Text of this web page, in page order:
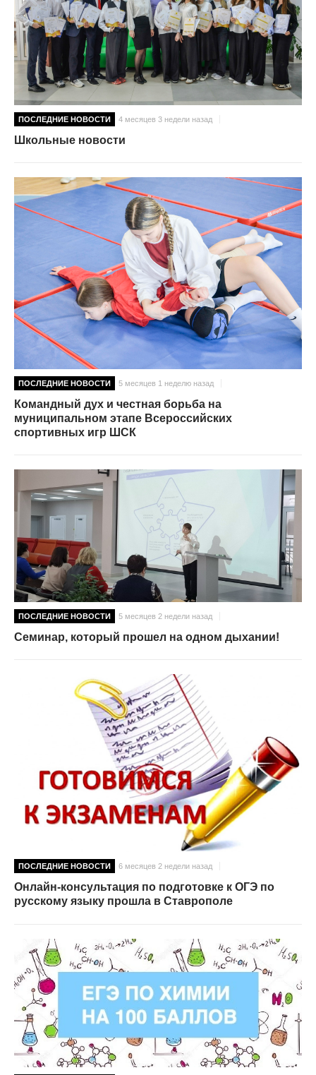
ПОСЛЕДНИЕ НОВОСТИ 4 месяцев 3 недели назад
Школьные новости
ПОСЛЕДНИЕ НОВОСТИ 5 месяцев 1 неделю назад
Командный дух и честная борьба на
муниципальном этапе Всероссийских
спортивных игр ШСК
ПОСЛЕДНИЕ НОВОСТИ 5 месяцев 2 недели назад
Семинар, который прошел на одном дыхании!
ПОСЛЕДНИЕ НОВОСТИ 6 месяцев 2 недели назад
Онлайн-консультация по подготовке к ОГЭ по
русскому языку прошла в Ставрополе